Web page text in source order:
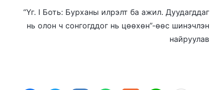
“Үг. I Боть: Бурханы илрэлт ба ажил. Дуудагддаг
нь олон ч сонгогддог нь цөөхөн”-ѳѳс шинэчлэн
найруулав